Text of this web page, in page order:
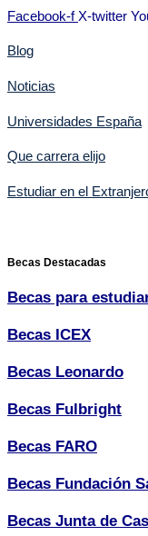
Facebook-f X-twitter
Blog
Noticias
Universidades España
Que carrera elijo
Estudiar en el
Becas Destacadas
Becas para
Becas ICEX
Becas Leonardo
Becas Fulbright
Becas FARO
Becas Fundación
Becas Junta de